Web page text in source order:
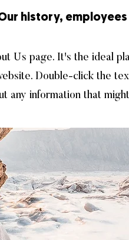
history,
Us page. It's the ideal
Double-click the
any information that